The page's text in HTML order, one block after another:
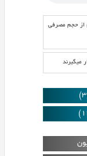
از حجم مصرفی
میگیرند